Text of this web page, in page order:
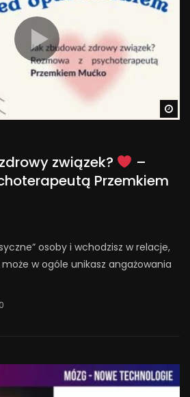
związek?
–
Przemkiem
osoby i wchodzisz w relacje,
może w ogóle unikasz angażowania
0